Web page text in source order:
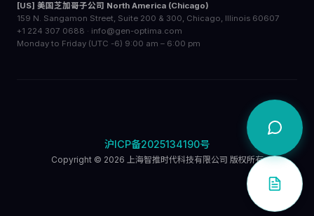
[US] 美国芝加哥子公司 North America (Chicago)
159 N. Sangamon Street, Suite 200 & 300, Chicago, Illinois 60607
+1 224 307 0688 · info@gen-optima.com
Monday to Friday (UTC -6) 9:00 am – 6:00 pm
沪ICP备2025134190号
Copyright © 2026 上海智推时代科技有限公司 版权所有